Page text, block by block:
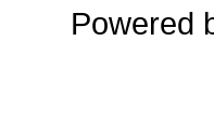
Powered